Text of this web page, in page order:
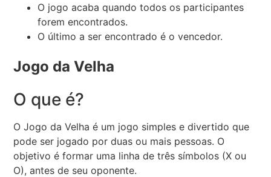
O jogo acaba quando todos os participantes
forem encontrados.
O último a ser encontrado é o vencedor.
Jogo da Velha
O que é?
O Jogo da Velha é um jogo simples e divertido que
pode ser jogado por duas ou mais pessoas. O
objetivo é formar uma linha de três símbolos (X ou
O), antes de seu oponente.